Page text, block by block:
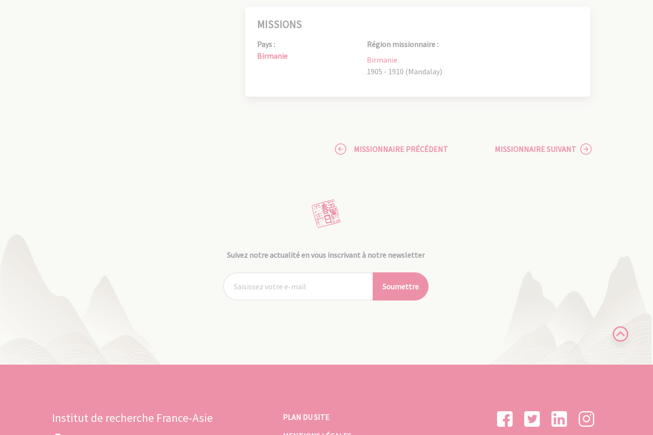
MISSIONS
Pays :
Birmanie
Région missionnaire :
Birmanie
1905 - 1910 (Mandalay)
MISSIONNAIRE PRÉCÉDENT MISSIONNAIRE SUIVANT
Suivez notre actualité en vous inscrivant à notre newsletter
Soumettre
Institut de recherche France-Asie
PLAN DU SITE